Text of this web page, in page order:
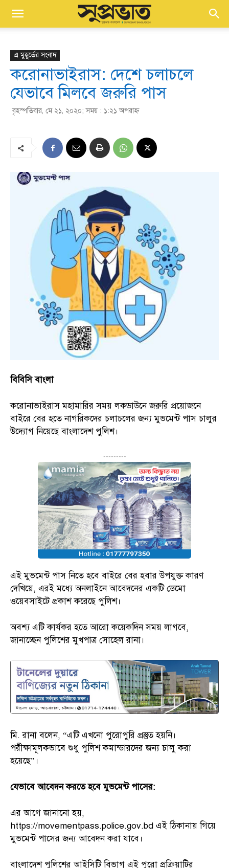
এ মুহূর্তের সংবাদ
করোনাভাইরাস: দেশে চলাচলে
যেভাবে মিলবে জরুরি পাস
বৃহস্পতিবার, মে ২১, ২০২০; সময় : ১:২১ অপরাহ্ণ
বিবিসি বাংলা
করোনাভাইরাস মহামারির সময় লকডাউনে জরুরি প্রয়োজনে
বাইরে বের হতে নাগরিকদের চলাচলের জন্য মুভমেন্ট পাস চালুর
উদ্যোগ নিয়েছে বাংলাদেশ পুলিশ।
---------
এই মুভমেন্ট পাস নিতে হবে বাইরে বের হবার উপযুক্ত কারণ
দেখিয়ে, এরই মধ্যে অনলাইনে আবেদনের একটি ডেমো
ওয়েবসাইটে প্রকাশ করেছে পুলিশ।
অবশ্য এটি কার্যকর হতে আরো কয়েকদিন সময় লাগবে,
জানাচ্ছেন পুলিশের মুখপাত্র সোহেল রানা।
মি. রানা বলেন, “এটি এখনো পুরোপুরি প্রস্তুত হয়নি।
পরীক্ষামূলকভাবে শুধু পুলিশ কমান্ডারদের জন্য চালু করা
হয়েছে”।
যেভাবে আবেদন করতে হবে মুভমেন্ট পাসের:
এর আগে জানানো হয়,
https://movementpass.police.gov.bd এই ঠিকানায় গিয়ে
মুভমেন্ট পাসের জন্য আবেদন করা যাবে।
বাংলাদেশ পুলিশের আইসিটি বিভাগ এই পুরো প্রক্রিয়াটির